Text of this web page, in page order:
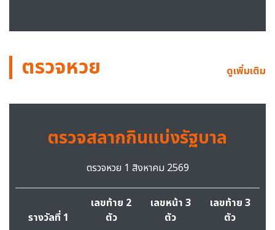
ตรวจหวย ดูเพิ่มเติม
ตรวจสลากกินแบ่งรัฐบาล
ตรวจหวย 1 สิงหาคม 2569
รางวัลที่ 1
เลขท้าย 2
ตัว
เลขหน้า 3
ตัว
เลขท้าย 3
ตัว